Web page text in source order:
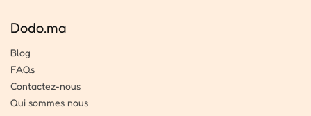
Dodo.ma
Blog
FAQs
Contactez-nous
Qui sommes nous